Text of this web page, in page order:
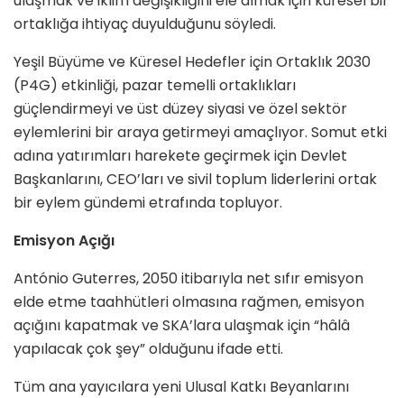
ortaklığa ihtiyaç duyulduğunu söyledi.
Yeşil Büyüme ve Küresel Hedefler için Ortaklık 2030
(P4G) etkinliği, pazar temelli ortaklıkları
güçlendirmeyi ve üst düzey siyasi ve özel sektör
eylemlerini bir araya getirmeyi amaçlıyor. Somut etki
adına yatırımları harekete geçirmek için Devlet
Başkanlarını, CEO’ları ve sivil toplum liderlerini ortak
bir eylem gündemi etrafında topluyor.
Emisyon Açığı
António Guterres, 2050 itibarıyla net sıfır emisyon
elde etme taahhütleri olmasına rağmen, emisyon
açığını kapatmak ve SKA’lara ulaşmak için “hâlâ
yapılacak çok şey” olduğunu ifade etti.
Tüm ana yayıcılara yeni Ulusal Katkı Beyanlarını